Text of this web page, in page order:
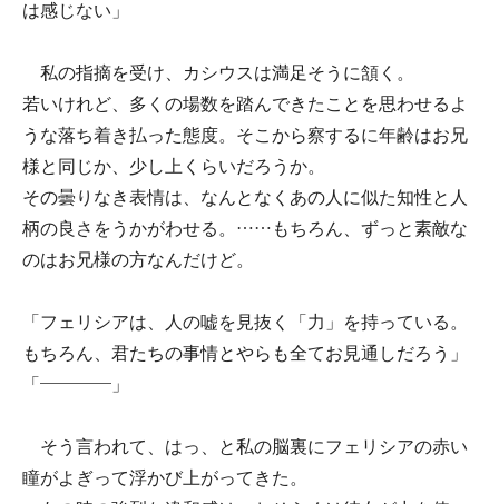
は感じない」
私の指摘を受け、カシウスは満足そうに頷く。
若いけれど、多くの場数を踏んできたことを思わせるよ
うな落ち着き払った態度。そこから察するに年齢はお兄
様と同じか、少し上くらいだろうか。
その曇りなき表情は、なんとなくあの人に似た知性と人
柄の良さをうかがわせる。……もちろん、ずっと素敵な
のはお兄様の方なんだけど。
「フェリシアは、人の嘘を見抜く「力」を持っている。
もちろん、君たちの事情とやらも全てお見通しだろう」
「――――」
そう言われて、はっ、と私の脳裏にフェリシアの赤い
瞳がよぎって浮かび上がってきた。